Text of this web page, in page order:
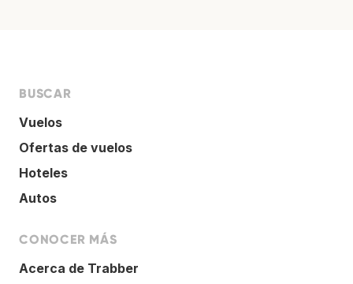
BUSCAR
Vuelos
Ofertas de vuelos
Hoteles
Autos
CONOCER MÁS
Acerca de Trabber